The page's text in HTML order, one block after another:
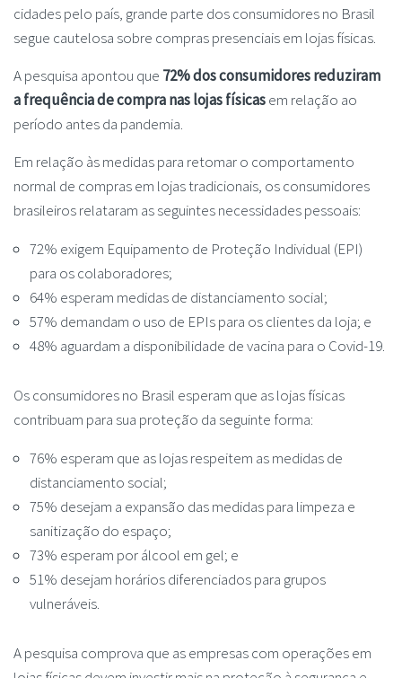
cidades pelo país, grande parte dos consumidores no Brasil
segue cautelosa sobre compras presenciais em lojas físicas.
A pesquisa apontou que 72% dos consumidores reduziram
a frequência de compra nas lojas físicasem relação ao
período antes da pandemia.
Em relação às medidas para retomar o comportamento
normal de compras em lojas tradicionais, os consumidores
brasileiros relataram as seguintes necessidades pessoais:
72% exigem Equipamento de Proteção Individual (EPI)
para os colaboradores;
64% esperam medidas de distanciamento social;
57% demandam o uso de EPIs para os clientes da loja; e
48% aguardam a disponibilidade de vacina para o Covid-19.
Os consumidores no Brasil esperam que as lojas físicas
contribuam para sua proteção da seguinte forma:
76% esperam que as lojas respeitem as medidas de
distanciamento social;
75% desejam a expansão das medidas para limpeza e
sanitização do espaço;
73% esperam por álcool em gel; e
51% desejam horários diferenciados para grupos
vulneráveis.
A pesquisa comprova que as empresas com operações em